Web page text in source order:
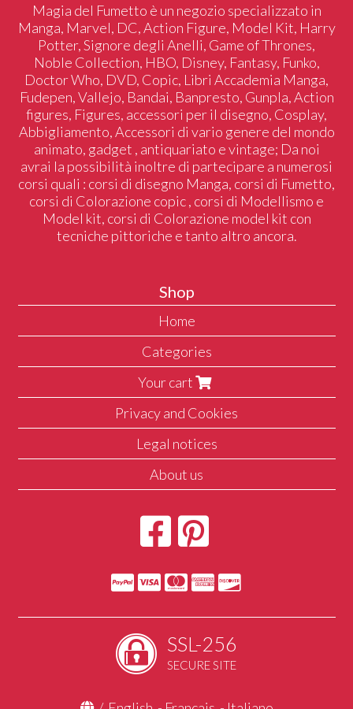
Magia del Fumetto è un negozio specializzato in
Manga, Marvel, DC, Action Figure, Model Kit, Harry
Potter, Signore degli Anelli, Game of Thrones,
Noble Collection, HBO, Disney, Fantasy, Funko,
Doctor Who, DVD, Copic, Libri Accademia Manga,
Fudepen, Vallejo, Bandai, Banpresto, Gunpla, Action
figures, Figures, accessori per il disegno, Cosplay,
Abbigliamento, Accessori di vario genere del mondo
animato, gadget , antiquariato e vintage; Da noi
avrai la possibilità inoltre di partecipare a numerosi
corsi quali : corsi di disegno Manga, corsi di Fumetto,
corsi di Colorazione copic , corsi di Modellismo e
Model kit, corsi di Colorazione model kit con
tecniche pittoriche e tanto altro ancora.
Shop
Home
Categories
Your cart
Privacy and Cookies
Legal notices
About us
SSL-256
SECURE SITE